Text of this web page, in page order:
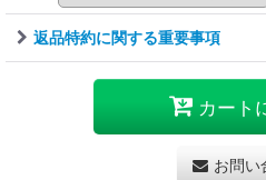
返品特約に関する重要事項
カート
お問い